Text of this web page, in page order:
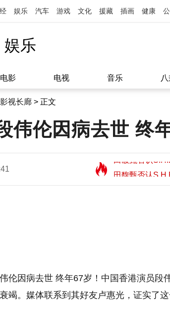
娱乐 汽车 游戏 文化 援藏 插画 健康
娱乐
电影 电视 音乐
影视长廊 > 正文
伟伦因病去世 终
田馥甄否认
望11:08
田馥甄否认
伦因病去世 终年67岁！中国香港演员段
竭。媒体联系到其好友卢惠光，证实了这